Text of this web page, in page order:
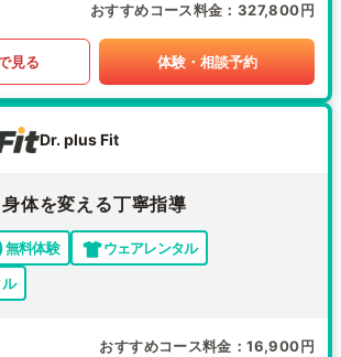
おすすめコース料金 327,800円
見る 体験・相談予約
Dr. plus Fit
身体を変える丁寧指導
無料体験
ウェアレンタル
おすすめコース料金 16,900円